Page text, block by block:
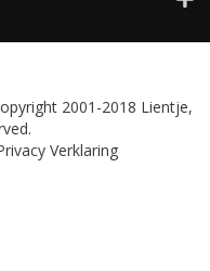
2001-2018 Lientje,
Verklaring